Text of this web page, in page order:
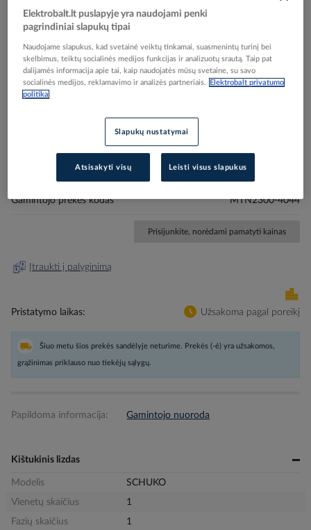
Skip
Reali prekė gali skirtis nuo pavaizduotos nuotraukoje
Elektrobalt prekės kodas
Gamintojo prekės kodas
MTN2300-4044
Prisijunkite, norėdami pamatyti kainas
Įtraukti į palyginimą
Pristatymo laikas Užsakoma pagal poreikį
Šiuo metu šios prekės sandėlyje neturime. Prekės (-ė) yra užsakomos,
grąžinimas priklauso nuo tiekėjų sąlygų.
Papildoma informacija: Gamintojo nuoroda
Kištukinis lizdas
Modelis
SCHUKO
Vienetų skaičius
1
Fazių skaičius
1
Elektrobalt.lt puslapyje yra naudojami penki
pagrindiniai slapukų tipai
Naudojame slapukus, kad svetainė veiktų tinkamai, suasmenintų turinį bei
skelbimus, teiktų socialinės medijos funkcijas ir analizuotų srautą. Taip pat
dalijamės informacija apie tai, kaip naudojatės mūsų svetaine, su savo
socialinės medijos, reklamavimo ir analizės partneriais.
Elektrobalt privatumo
politika
Slapukų nustatymai
Atsisakyti visų Leisti visus slapukus